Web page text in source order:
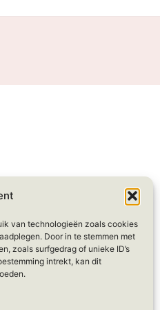
van technologieën zoals cookies
Door in te stemmen met
zoals surfgedrag of unieke ID’s
intrekt, kan dit